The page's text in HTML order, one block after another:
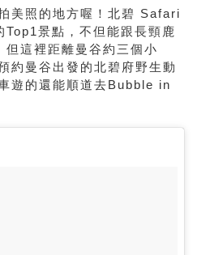
美照的地方喔！北碧 Safari
景點，不但能跟長頸鹿
這裡距離曼谷約三個小
約曼谷出發的北碧府野生動
遊的還能順道去Bubble in